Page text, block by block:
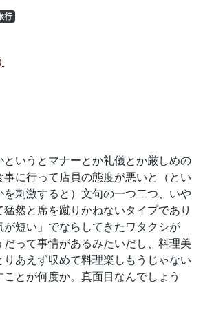
行
いうとマナーとか礼儀とか厳しめの
事に行って店員の態度が悪いと（とい
を刺激すると）文句の一つ二つ、いや
然と席を蹴りかねないタイプであり
が短い」でならしてきたワタクシが
だって事情があるみたいだし、料理美
あえず収めて料理楽しもうじゃない
とが何度か。真面目なんでしょう